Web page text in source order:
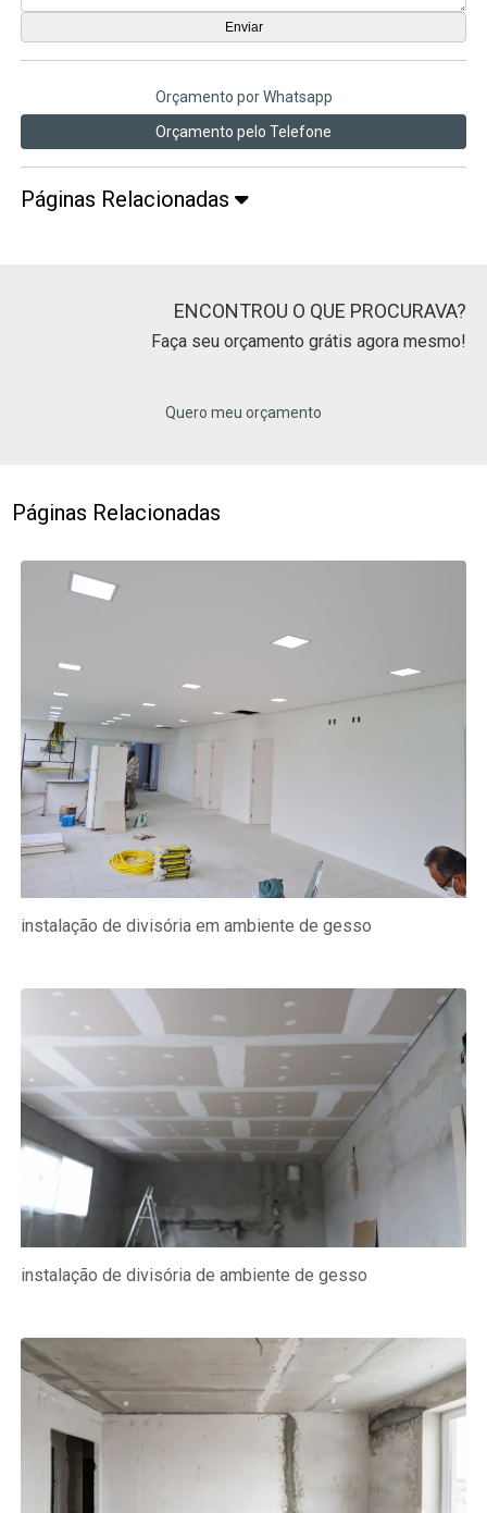
Orçamento por Whatsapp
Orçamento pelo Telefone
Páginas Relacionadas
ENCONTROU O QUE PROCURAVA?
Faça seu orçamento grátis agora mesmo!
Quero meu orçamento
Páginas Relacionadas
instalação de divisória em ambiente de gesso
instalação de divisória de ambiente de gesso